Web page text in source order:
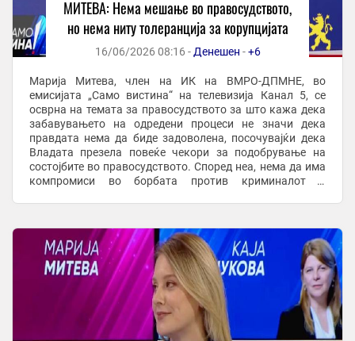
МИТЕВА: Нема мешање во правосудството,
но нема ниту толеранција за корупцијата
16/06/2026 08:16 - Денешен -+6
Марија Митева, член на ИК на ВМРО-ДПМНЕ, во
емисијата „Само вистина“ на телевизија Канал 5, се
осврна на темата за правосудството за што кажа дека
забавувањето на одредени процеси не значи дека
правдата нема да биде задоволена, посочувајќи дека
Владата презела повеќе чекори за подобрување на
состојбите во правосудството. Според неа, нема да има
компромиси во борбата против криминалот и